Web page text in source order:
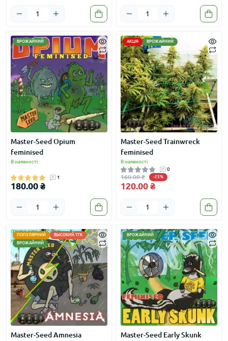
ВРОЖАЙНИЙ
Master-Seed Opium
feminised
В наявності
1
180.00 ₴
АКЦІЯ ВРОЖАЙНИЙ
Master-Seed Trainwreck
feminised
В наявності
0
160.00 ₴ -25%
120.00 ₴
ПОПУЛЯРНИЙ
ВЫСОКИЙ ТГК
ВРОЖАЙНИЙ
Master-Seed Amnesia
ВРОЖАЙНИЙ
Master-Seed Early Skunk